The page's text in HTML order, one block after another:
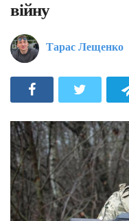
війну
Тарас Лещенко